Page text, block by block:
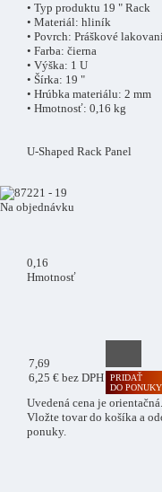
• Typ produktu 19 " Rack
• Materiál: hliník
• Povrch: Práškové
• Farba: čierna
• Výška: 1 U
• Šírka: 19 "
• Hrúbka materiálu: 2 mm
• Hmotnosť: 0,16 kg
U-Shaped Rack Panel
Na objednávku
0,16
Hmotnosť
7,69
6,25 € bez DPH
PRIDAŤ
DO PONUKY
Uvedená cena je orientačná.
Vložte tovar do košíka a
ponuky.